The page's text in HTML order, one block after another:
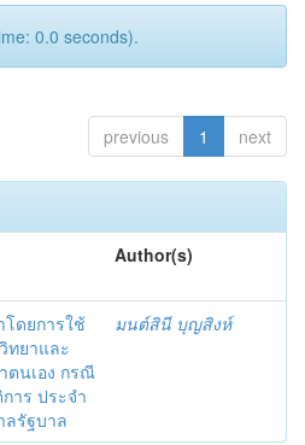
0.0 seconds).
previous 1 next
Author(s)
ดยการใช้
ทยาและ
ตนเอง กรณี
าร ประจำ
ลรัฐบาล
มนต์สินี บุญสิงห์